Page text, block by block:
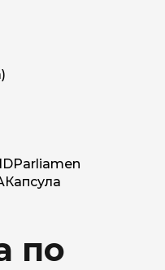
Parliamen
Капсула
по